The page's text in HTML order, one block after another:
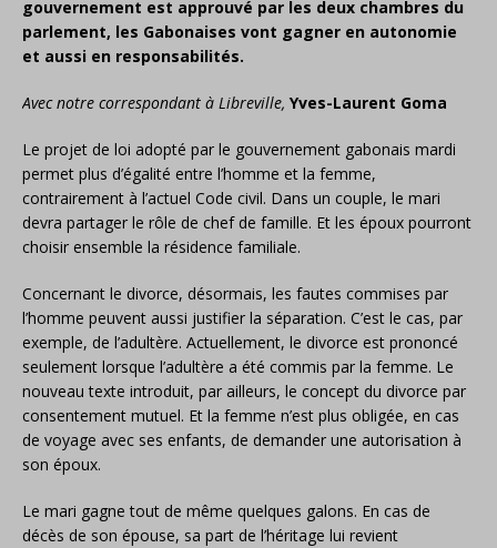
gouvernement est approuvé par les deux chambres du
parlement, les Gabonaises vont gagner en autonomie
et aussi en responsabilités.
Avec notre correspondant à Libreville, Yves-Laurent Goma
Le projet de loi adopté par le gouvernement gabonais mardi
permet plus d’égalité entre l’homme et la femme,
contrairement à l’actuel Code civil. Dans un couple, le mari
devra partager le rôle de chef de famille. Et les époux pourront
choisir ensemble la résidence familiale.
Concernant le divorce, désormais, les fautes commises par
l’homme peuvent aussi justifier la séparation. C’est le cas, par
exemple, de l’adultère. Actuellement, le divorce est prononcé
seulement lorsque l’adultère a été commis par la femme. Le
nouveau texte introduit, par ailleurs, le concept du divorce par
consentement mutuel. Et la femme n’est plus obligée, en cas
de voyage avec ses enfants, de demander une autorisation à
son époux.
Le mari gagne tout de même quelques galons. En cas de
décès de son épouse, sa part de l’héritage lui revient